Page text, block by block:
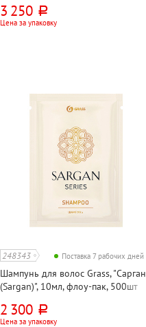
3 250 руб.
Цена за упаковку
248343 Поставка 7 рабочих дней
Шампунь для волос Grass, "Сарган
(Sargan)", 10мл, флоу-пак, 500шт
2 300 руб.
Цена за упаковку